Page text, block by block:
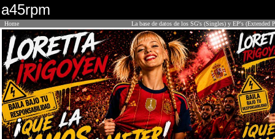
a45rpm
Home La base de datos de los SG's (Singles) y EP's (Extended